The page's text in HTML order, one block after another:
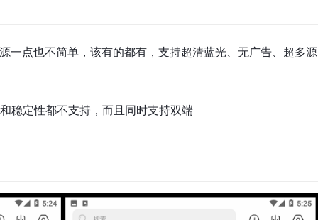
一点也不简单，该有的都有，支持超清蓝光、无广告、超多源
稳定性都不支持，而且同时支持双端